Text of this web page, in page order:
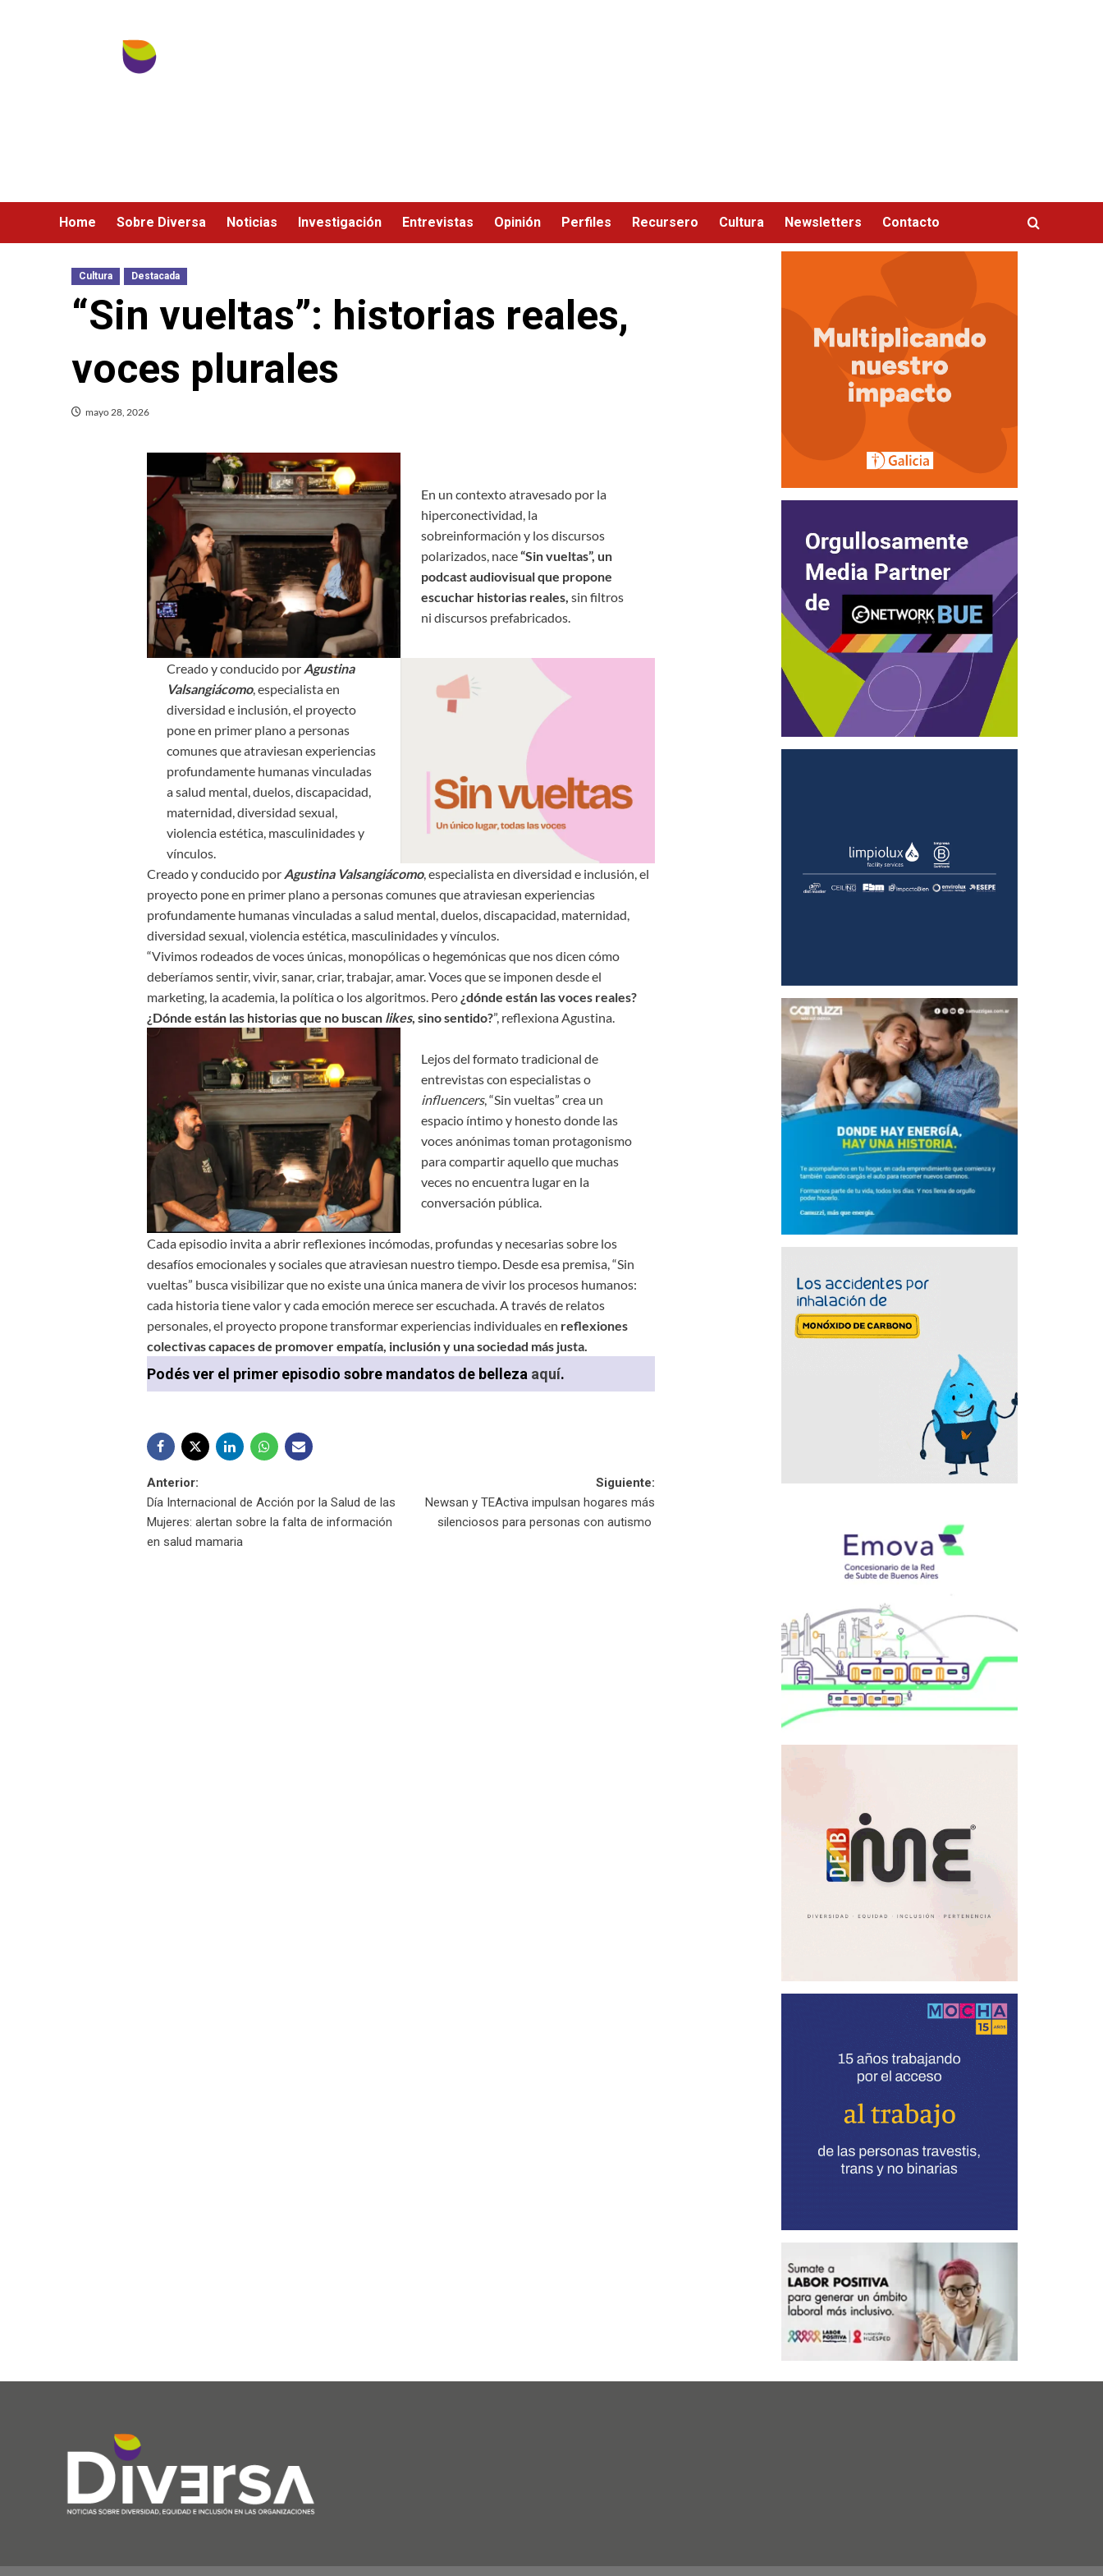
Home Sobre Diversa Noticias Investigación Entrevistas Opinión Perfiles Recursero Cultura Newsletters Contacto
Cultura Destacada
“Sin vueltas”: historias reales,
voces plurales
mayo 28, 2026
En un contexto atravesado por la
hiperconectividad, la
sobreinformación y los discursos
polarizados, nace“Sin vueltas”, un
podcast audiovisual que propone
escuchar historias reales, sin filtros
ni discursos prefabricados.
Creado y conducido por Agustina
Valsangiácomo, especialista en
diversidad e inclusión, el proyecto
pone en primer plano a personas
comunes que atraviesan experiencias
profundamente humanas vinculadas
a salud mental, duelos, discapacidad,
maternidad, diversidad sexual,
violencia estética, masculinidades y
vínculos.
Creado y conducido por Agustina Valsangiácomo, especialista en diversidad e inclusión, el
proyecto pone en primer plano a personas comunes que atraviesan experiencias
profundamente humanas vinculadas a salud mental, duelos, discapacidad, maternidad,
diversidad sexual, violencia estética, masculinidades y vínculos.
“Vivimos rodeados de voces únicas, monopólicas o hegemónicas que nos dicen cómo
deberíamos sentir, vivir, sanar, criar, trabajar, amar. Voces que se imponen desde el
marketing, la academia, la política o los algoritmos. Pero ¿dónde están las voces reales?
¿Dónde están las historias que no buscan likes, sino sentido?”, reflexiona Agustina.
Lejos del formato tradicional de
entrevistas con especialistas o
influencers, “Sin vueltas” crea un
espacio íntimo y honesto donde las
voces anónimas toman protagonismo
para compartir aquello que muchas
veces no encuentra lugar en la
conversación pública.
Cada episodio invita a abrir reflexiones incómodas, profundas y necesarias sobre los
desafíos emocionales y sociales que atraviesan nuestro tiempo. Desde esa premisa, “Sin
vueltas” busca visibilizar que no existe una única manera de vivir los procesos humanos:
cada historia tiene valor y cada emoción merece ser escuchada. A través de relatos
personales, el proyecto propone transformar experiencias individuales en reflexiones
colectivas capaces de promover empatía, inclusión y una sociedad más justa.
Podés ver el primer episodio sobre mandatos de belleza aquí.
Navegación
de
entradas
Anterior:
Día Internacional de Acción por la Salud de las
Mujeres: alertan sobre la falta de información
en salud mamaria
Siguiente:
Newsan y TEActiva impulsan hogares más
silenciosos para personas con autismo